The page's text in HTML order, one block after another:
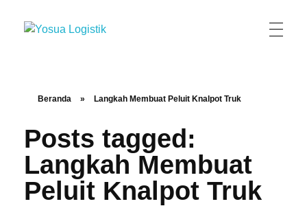
Beranda » Langkah Membuat Peluit Knalpot Truk
Posts tagged:
Langkah Membuat
Peluit Knalpot Truk